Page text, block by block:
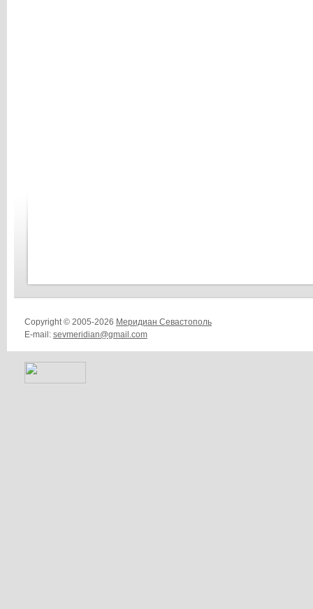
Copyright © 2005-2026 Меридиан Севастополь
E-mail: sevmeridian@gmail.com